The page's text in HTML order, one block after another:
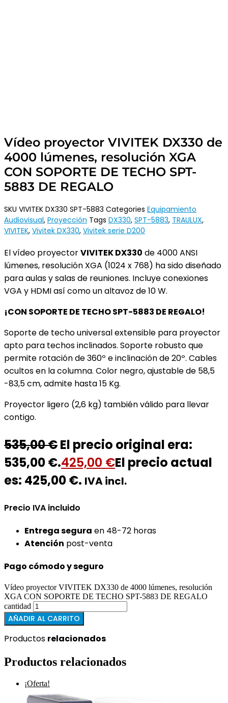
Vídeo proyector VIVITEK DX330 de
4000 lúmenes, resolución XGA
CON SOPORTE DE TECHO SPT-
5883 DE REGALO
SKU VIVITEK DX330 SPT-5883 Categories Equipamiento
Audiovisual, Proyección Tags DX330, SPT-5883, TRAULUX,
VIVITEK, Vivitek DX330, Vivitek serie D200
El vídeo proyectorVIVITEK DX330 de 4000 ANSI
lúmenes, resolución XGA (1024 x 768) ha sido diseñado
para aulas y salas de reuniones. Incluye conexiones
VGA y HDMI así como un altavoz de 10 W.
¡CON SOPORTE DE TECHO SPT-5883 DE REGALO!
Soporte de techo universal extensible para proyector
apto para techos inclinados. Soporte robusto que
permite rotación de 360º e inclinación de 20º. Cables
ocultos en la columna. Color negro, ajustable de 58,5
-83,5 cm, admite hasta 15 Kg.
Proyector ligero (2,6 kg) también válido para llevar
contigo.
535,00€El precio original era:
535,00 €.425,00 €El precio actual
es: 425,00 €. IVA incl.
Precio IVA incluido
Entrega segura en 48-72 horas
Atención post-venta
Pago cómodo y seguro
Vídeo proyector VIVITEK DX330 de 4000 lúmenes, resolución
XGA CON SOPORTE DE TECHO SPT-5883 DE REGALO
cantidad
AÑADIR AL CARRITO
Productos relacionados
Productos relacionados
¡Oferta!